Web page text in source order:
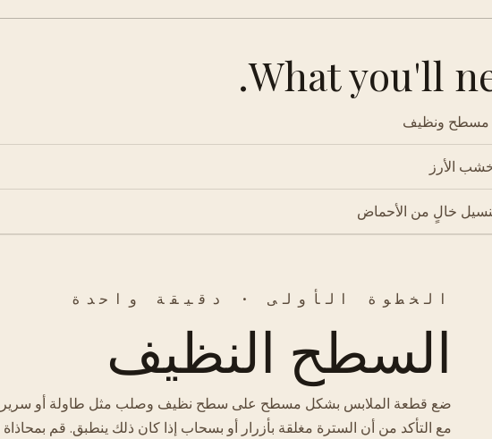
What you'll
ونظيف
الأرز
خالٍ من الأحماض
الخطوة الأولى · دقيقة واحدة
السطح النظيف
ضع قطعة الملابس بشكل مسطح على سطح نظيف وصلب مثل طاولة أو سرير
مع التأكد من أن السترة مغلقة بأزرار أو بسحاب إذا كان ذلك ينطبق. قم بمحاذاة